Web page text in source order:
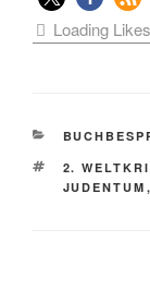
Loading
2.
JUDENTUM ,